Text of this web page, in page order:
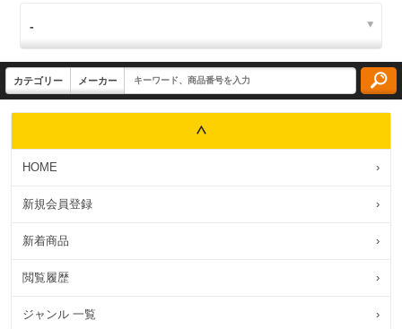
HOME ›
新規会員登録 ›
新着商品 ›
閲覧履歴 ›
ジャンル 一覧 ›